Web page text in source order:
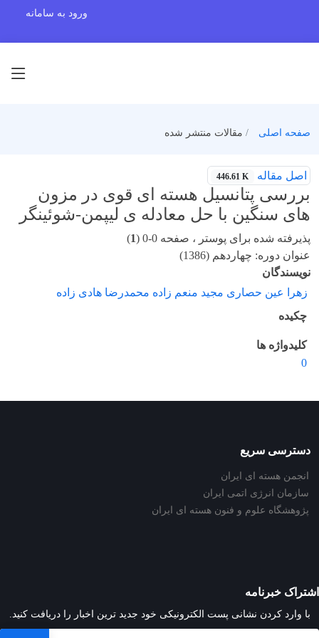
ورود به سامانه
صفحه اصلی مقالات منتشر شده
اصل مقاله 446.61 K
بررسی پتانسیل هسته ای قوی در مزون
های سنگین با حل معادله ی لیپمن-شوئینگر
پذیرفته شده برای پوستر ، صفحه 0-0 ( 1
)
عنوان دوره: چهاردهم (1386)
نویسندگان
زهرا عین حصاری مجید منعم زاده محمدرضا هادی زاده
چکیده
کلیدواژه ها
0
دسترسی سریع
انجمن هسته ای ایران
سازمان انرژی اتمی ایران
پژوهشگاه علوم و فنون هسته ای ایران
اشتراک خبرنامه
با وارد کردن نشانی پست الکترونیکی خود جدید ترین اخبار را دریافت کنید.